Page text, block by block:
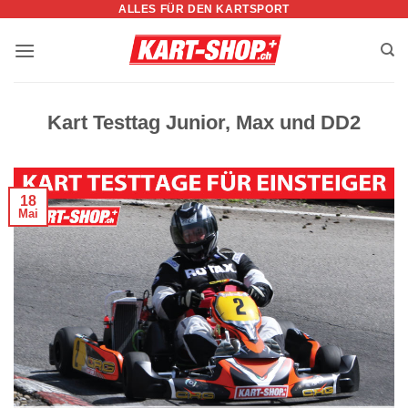
springen
ALLES FÜR DEN KARTSPORT
Kart Testtag Junior, Max und DD2
18
Mai